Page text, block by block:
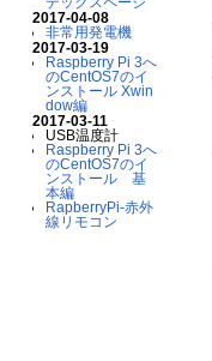
2017-04-08
非常用発電機
2017-03-19
Raspberry Pi 3へ
のCentOS7のイ
ンストール Xwin
dow編
2017-03-11
USB温度計
Raspberry Pi 3へ
のCentOS7のイ
ンストール 基
本編
RapberryPi-赤外
線リモコン